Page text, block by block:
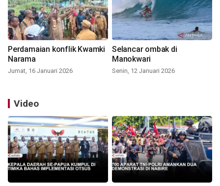
Perdamaian konflik Kwamki
Narama
Jumat, 16 Januari 2026
Selancar ombak di
Manokwari
Senin, 12 Januari 2026
Video